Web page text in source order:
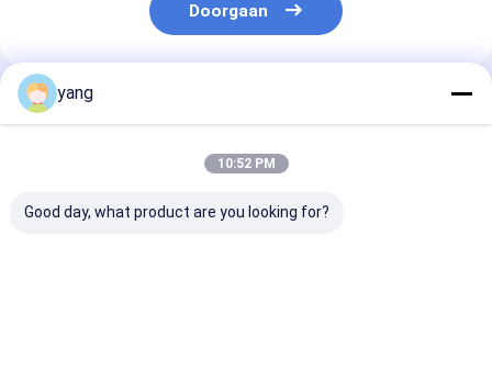
Doorgaan
Geadviseerde Producten
yang
10:52 PM
Good day, what product are you looking for?